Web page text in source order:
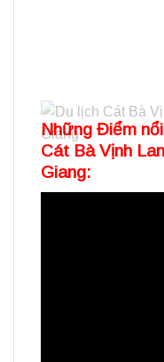
Những Điểm
Cát Bà Vịnh
Giang: